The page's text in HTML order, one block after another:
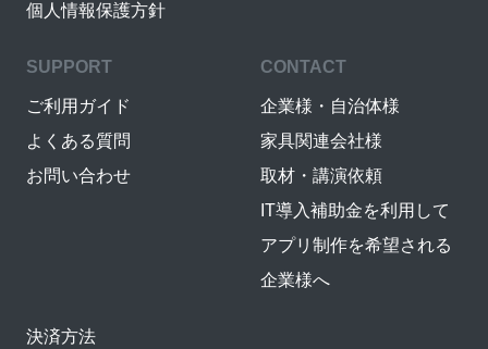
個人情報保護方針
SUPPORT
ご利用ガイド
よくある質問
お問い合わせ
CONTACT
企業様・自治体様
家具関連会社様
取材・講演依頼
IT導入補助金を利用して
アプリ制作を希望される
企業様へ
決済方法